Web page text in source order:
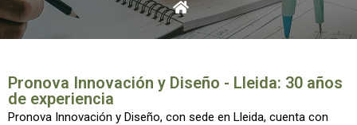
Pronova Innovación y Diseño - Lleida: 30 años
de experiencia
Pronova Innovación y Diseño, con sede en Lleida, cuenta con